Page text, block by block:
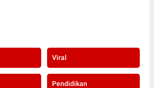
Viral
Pendidikan